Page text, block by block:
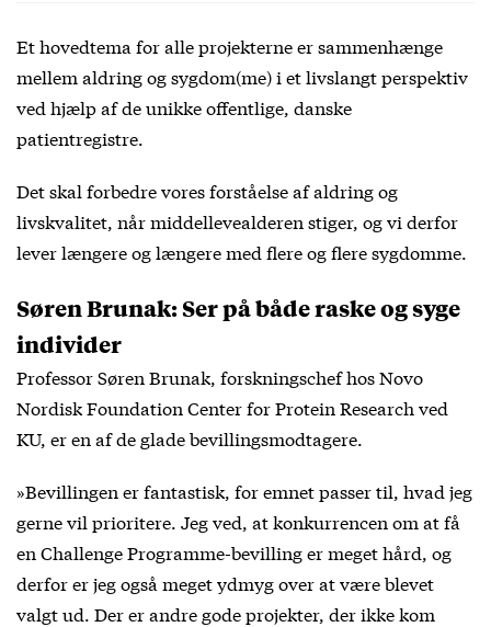
Et hovedtema for alle projekterne er sammenhænge
mellem aldring og sygdom(me) i et livslangt perspektiv
ved hjælp af de unikke offentlige, danske
patientregistre.
Det skal forbedre vores forståelse af aldring og
livskvalitet, når middellevealderen stiger, og vi derfor
lever længere og længere med flere og flere sygdomme.
Søren Brunak: Ser på både raske og syge
individer
Professor Søren Brunak, forskningschef hos Novo
Nordisk Foundation Center for Protein Research ved
KU, er en af de glade bevillingsmodtagere.
»Bevillingen er fantastisk, for emnet passer til, hvad jeg
gerne vil prioritere. Jeg ved, at konkurrencen om at få
en Challenge Programme-bevilling er meget hård, og
derfor er jeg også meget ydmyg over at være blevet
valgt ud. Der er andre gode projekter, der ikke kom